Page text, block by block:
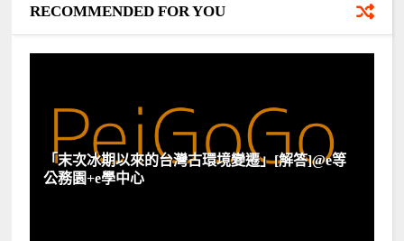
RECOMMENDED FOR YOU
「末次冰期以來的台灣古環境變遷」[解答]@e等
公務園+e學中心